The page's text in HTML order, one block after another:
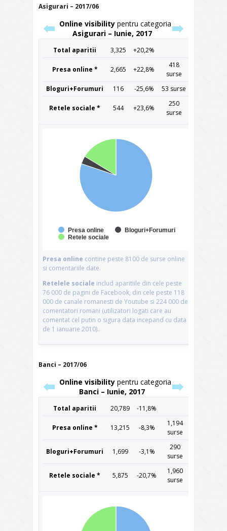
Asigurari – 2017/06
Banci – 2017/06